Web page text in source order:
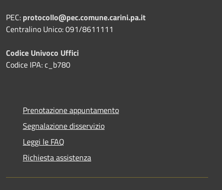
PEC: protocollo@pec.comune.carini.pa.it
Centralino Unico: 091/8611111
Codice Univoco Uffici
Codice IPA: c_b780
Prenotazione appuntamento
Segnalazione disservizio
Leggi le FAQ
Richiesta assistenza